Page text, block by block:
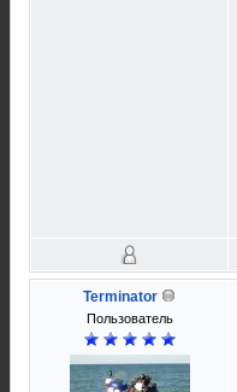
Terminator
Пользователь